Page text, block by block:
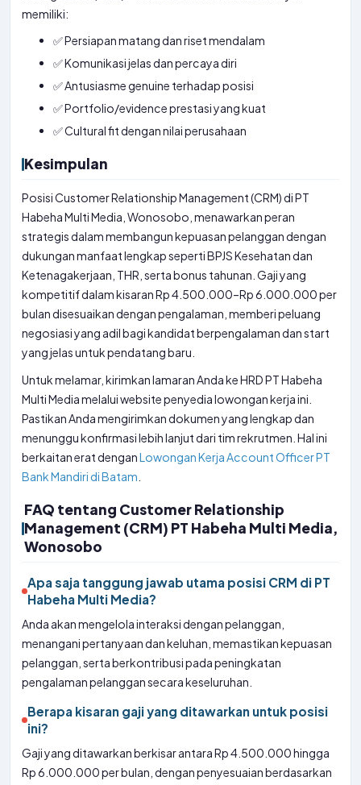
memiliki:
✅ Persiapan matang dan riset mendalam
✅ Komunikasi jelas dan percaya diri
✅ Antusiasme genuine terhadap posisi
✅ Portfolio/evidence prestasi yang kuat
✅ Cultural fit dengan nilai perusahaan
Kesimpulan
Posisi Customer Relationship Management (CRM) di PT
Habeha Multi Media, Wonosobo, menawarkan peran
strategis dalam membangun kepuasan pelanggan dengan
dukungan manfaat lengkap seperti BPJS Kesehatan dan
Ketenagakerjaan, THR, serta bonus tahunan. Gaji yang
kompetitif dalam kisaran Rp 4.500.000–Rp 6.000.000 per
bulan disesuaikan dengan pengalaman, memberi peluang
negosiasi yang adil bagi kandidat berpengalaman dan start
yang jelas untuk pendatang baru.
Untuk melamar, kirimkan lamaran Anda ke HRD PT Habeha
Multi Media melalui website penyedia lowongan kerja ini.
Pastikan Anda mengirimkan dokumen yang lengkap dan
menunggu konfirmasi lebih lanjut dari tim rekrutmen. Hal ini
berkaitan erat denganLowongan Kerja Account Officer PT
Bank Mandiri di Batam
FAQ tentang Customer Relationship
Management (CRM) PT Habeha Multi Media,
Wonosobo
Apa saja tanggung jawab utama posisi CRM di PT
Habeha Multi Media?
Anda akan mengelola interaksi dengan pelanggan,
menangani pertanyaan dan keluhan, memastikan kepuasan
pelanggan, serta berkontribusi pada peningkatan
pengalaman pelanggan secara keseluruhan.
Berapa kisaran gaji yang ditawarkan untuk posisi
ini?
Gaji yang ditawarkan berkisar antara Rp 4.500.000 hingga
Rp 6.000.000 per bulan, dengan penyesuaian berdasarkan